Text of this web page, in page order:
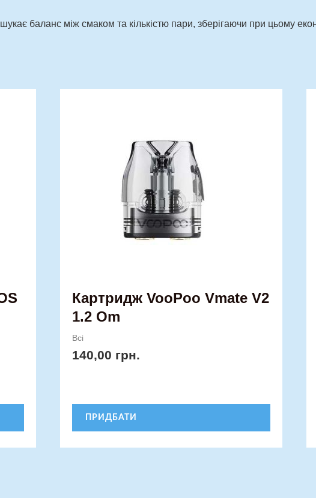
баланс між смаком та кількістю пари, зберігаючи при цьому
Картридж VooPoo Vmate V2
1.2 Om
Всі
140,00 грн.
ПРИДБАТИ